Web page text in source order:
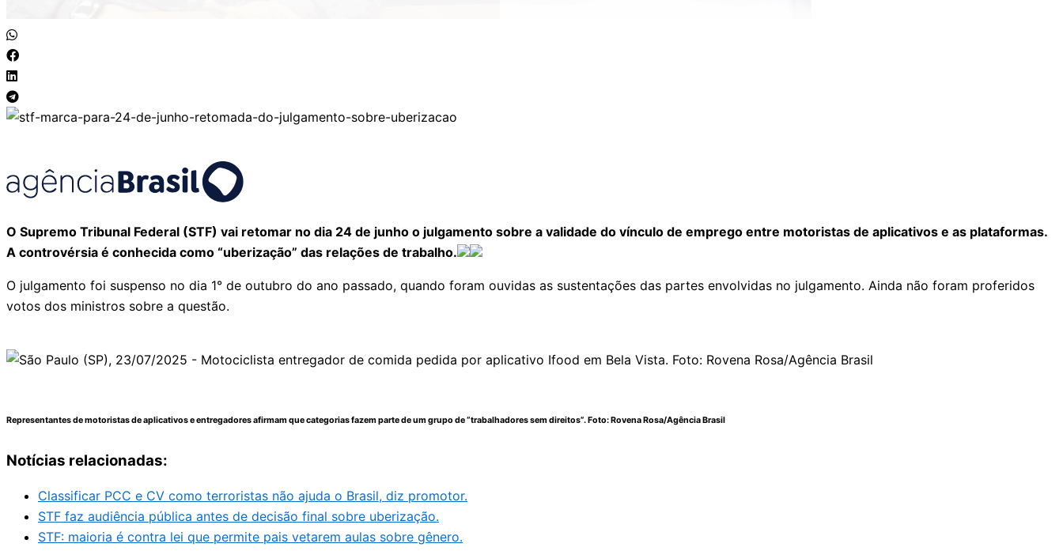
O Supremo Tribunal Federal (STF) vai retomar no dia 24 de junho o julgamento sobre a validade do vínculo de emprego entre motoristas de aplicativos e as plataformas.
A controvérsia é conhecida como “uberização” das relações de trabalho.
O julgamento foi suspenso no dia 1° de outubro do ano passado, quando foram ouvidas as sustentações das partes envolvidas no julgamento. Ainda não foram proferidos
votos dos ministros sobre a questão.
Representantes de motoristas de aplicativos e entregadores afirmam que categorias fazem parte de um grupo de “trabalhadores sem direitos”. Foto:Rovena Rosa/Agência Brasil
Notícias relacionadas:
Classificar PCC e CV como terroristas não ajuda o Brasil, diz promotor.
STF faz audiência pública antes de decisão final sobre uberização.
STF: maioria é contra lei que permite pais vetarem aulas sobre gênero.